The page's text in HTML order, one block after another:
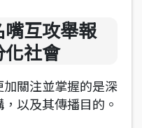
互攻舉報
化社會
關注並掌握的是深
以及其傳播目的。